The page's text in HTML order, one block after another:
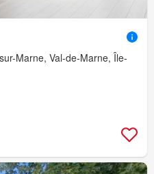
Marne, Val-de-Marne, Île-